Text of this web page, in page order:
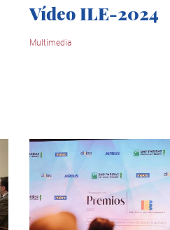
Vídeo ILE-2024
Multimedia